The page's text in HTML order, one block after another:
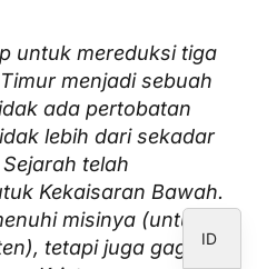
untuk mereduksi tiga
menjadi sebuah
ada pertobatan
lebih dari sekadar
telah
Kekaisaran Bawah.
misinya (untuk
tetapi juga gagalID
ES
IT
FR
DE